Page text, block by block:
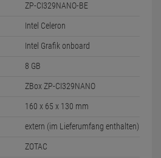
ZP-CI329NANO-BE
Intel Celeron
Intel Grafik onboard
8 GB
ZBox ZP-CI329NANO
160 x 65 x 130 mm
extern (im Lieferumfang enthalten)
ZOTAC